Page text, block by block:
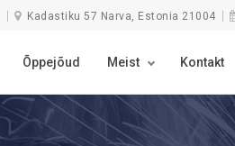
Kadastiku 57 Narva, Estonia 21004
Õppejõud Meist Kontakt